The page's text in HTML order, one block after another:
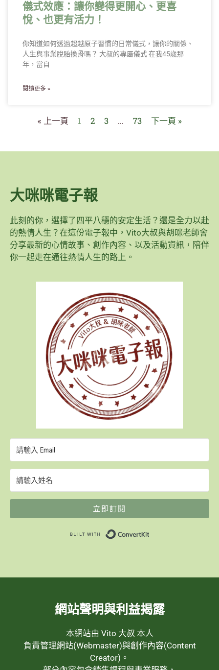
儀式效應：讓你變得更開心、更喜
悅、也更有活力！
你知道如何透過超越原子習慣的日常儀式，讓你的關係、
人生與事業脫胎換骨嗎？ 大叔的專屬儀式 在我45歲那
年，當自
閱讀更多 »
« 上一頁 1 2 3 ... 73 下一頁 »
大咪咪電子報
此刻的你，選擇了四平八穩的安定生活？還是全力以赴
的熱情人生？在這份電子報中，Vito大叔與胡咪老師會
分享最新的心情故事、創作內容、以及活動資訊，陪伴
你一起走在通往熱情人生的路上。
立即訂閱
網站聲明與利益揭露
本網站由 Vito 大叔 本人
負責管理網站(Webmaster)與創作內容(Content
Creator)。